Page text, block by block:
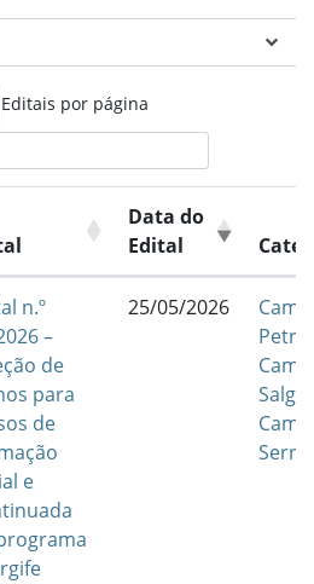
Editais por página
Data do
Edital
n.º
–
de
para
de
e
25/05/2026
Serra